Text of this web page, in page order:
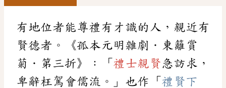
有地位者能尊禮有才識的人，親近有
賢德者。《孤本元明雜劇．東籬賞
菊．第三折》：「 禮士親賢急訪求，
卑辭枉駕會儒流。」也作「 禮賢下